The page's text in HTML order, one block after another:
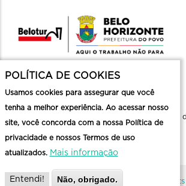
Mapa
@ Copyright Belotur 2026. All Rights
POLÍTICA DE COOKIES
Usamos cookies para assegurar que você
tenha a melhor experiência. Ao acessar nosso
site, você concorda com a nossa Política de
privacidade e nossos Termos de uso
atualizados. Mais informação
Entendi! Não, obrigado.